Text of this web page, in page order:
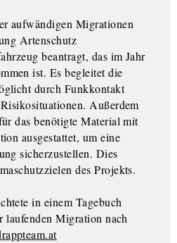
aufwändigen Migrationen
Artenschutz
beantragt, das im Jahr
ist. Es begleitet die
durch Funkkontakt
Außerdem
das benötigte Material mit
ausgestattet, um eine
sicherzustellen. Dies
des Projekts.
in einem Tagebuch
laufenden Migration nach